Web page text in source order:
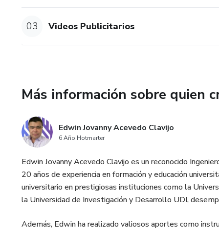
¿Por qué este curso?
Aprende de manera práctica
calidad.
Accede a recursos y
¡Únete a este curso y
Ventajas de aprender capcut
1.Accesibilidad: CapCut es
03 Videos Publicitarios
Más información sobre quien
Edwin Jovanny Acevedo Clavijo
6 Año Hotmarter
Edwin Jovanny Acevedo Clavijo es un reconocido
20 años de experiencia en formación y educación
universitario en prestigiosas instituciones como la
la Universidad de Investigación y Desarrollo UDI,
Además, Edwin ha realizado valiosos aportes como